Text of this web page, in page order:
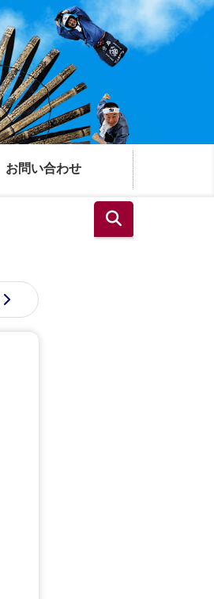
お問い合わせ